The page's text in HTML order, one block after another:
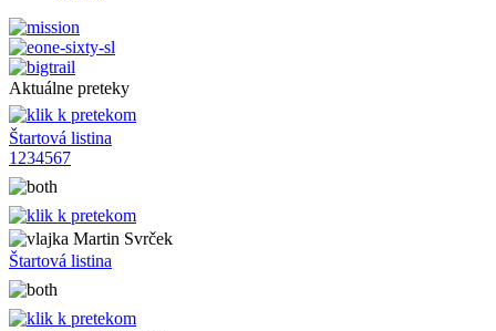
Aktuálne preteky
Štartová listina
1 234567
Martin Svrček
Štartová listina